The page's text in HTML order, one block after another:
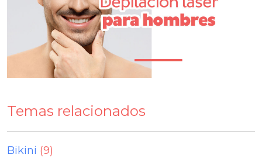
Temas relacionados
Bikini (9)